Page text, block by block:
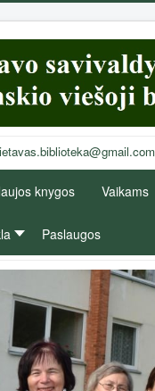
knygos Vaikams
Paslaugos